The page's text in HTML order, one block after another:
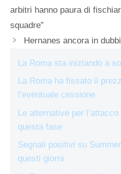
arbitri hanno paura di
squadre”
Hernanes ancora in
La Roma sta iniziando a
La Roma ha fissato il
l’eventuale cessione
Le alternative per
questa fase
Segnali positivi su
questi giorni